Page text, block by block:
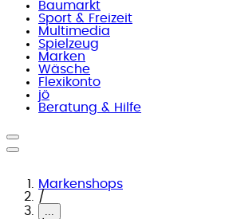
Baumarkt
Sport & Freizeit
Multimedia
Spielzeug
Marken
Wäsche
Flexikonto
jö
Beratung & Hilfe
Markenshops
/
...